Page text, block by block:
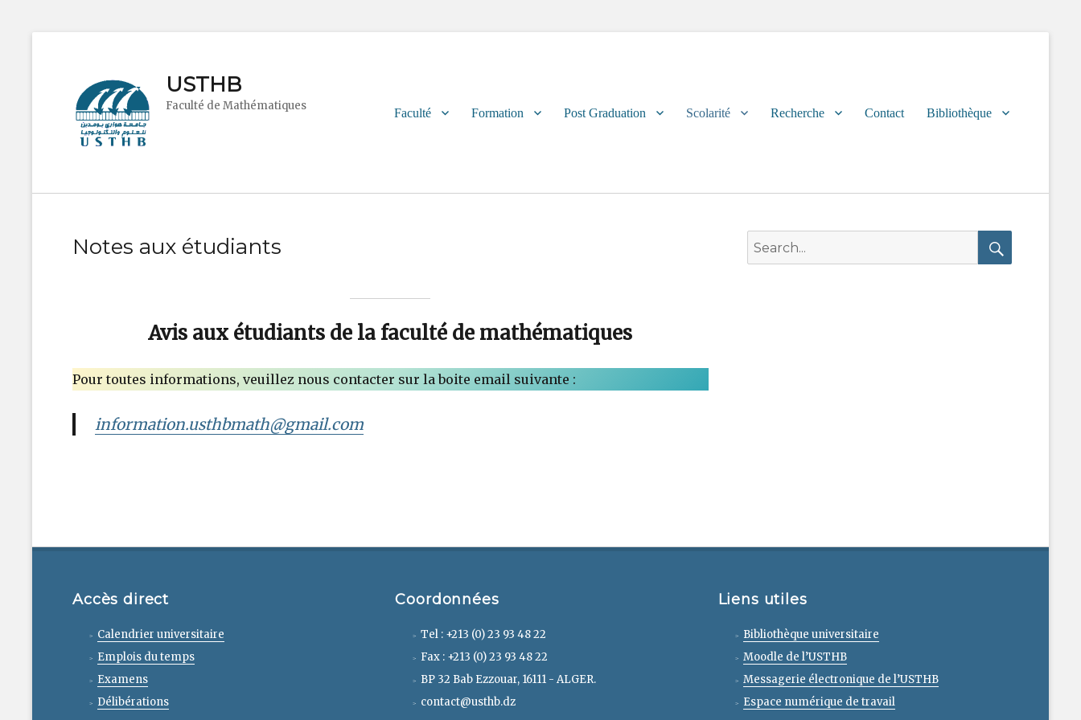
USTHB
Faculté de Mathématiques
Primary
Faculté Formation Post Graduation Scolarité Recherche Contact Bibliothèque
Notes aux étudiants
Avis aux étudiants de la faculté de mathématiques
Pour toutes informations, veuillez nous contacter sur la boite email suivante :
information.usthbmath@gmail.com
for:
Accès direct
Calendrier universitaire
Emplois du temps
Examens
Délibérations
Coordonnées
Tel : +213 (0) 23 93 48 22
Fax : +213 (0) 23 93 48 22
BP 32 Bab Ezzouar, 16111 - ALGER.
contact@usthb.dz
Liens utiles
Bibliothèque universitaire
Moodle de l’USTHB
Messagerie électronique de l’USTHB
Espace numérique de travail